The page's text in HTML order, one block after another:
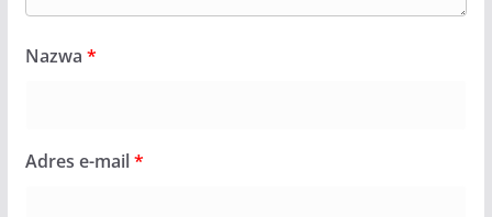
Nazwa *
Adres e-mail*